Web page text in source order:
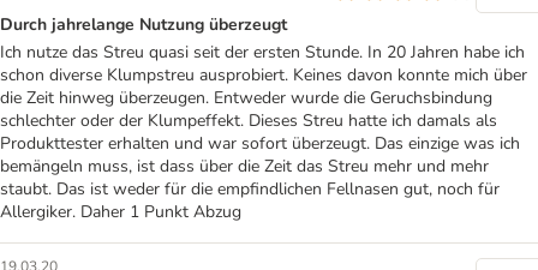
Durch jahrelange Nutzung überzeugt
Ich nutze das Streu quasi seit der ersten Stunde. In 20 Jahren habe ich
schon diverse Klumpstreu ausprobiert. Keines davon konnte mich über
die Zeit hinweg überzeugen. Entweder wurde die Geruchsbindung
schlechter oder der Klumpeffekt. Dieses Streu hatte ich damals als
Produkttester erhalten und war sofort überzeugt. Das einzige was ich
bemängeln muss, ist dass über die Zeit das Streu mehr und mehr
staubt. Das ist weder für die empfindlichen Fellnasen gut, noch für
Allergiker. Daher 1 Punkt Abzug